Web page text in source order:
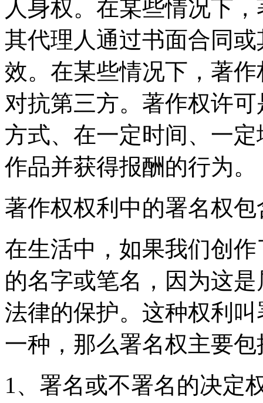
人身权。在某些情况下
其代理人通过书面合同
效。在某些情况下，著
对抗第三方。著作权许
方式、在一定时间、一
作品并获得报酬的行为。
著作权权利中的署名权
在生活中，如果我们创
的名字或笔名，因为这
法律的保护。这种权利
一种，那么署名权主要
1、署名或不署名的决定